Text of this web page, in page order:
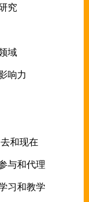
究
域
响力
和现在
与和代理
习和教学